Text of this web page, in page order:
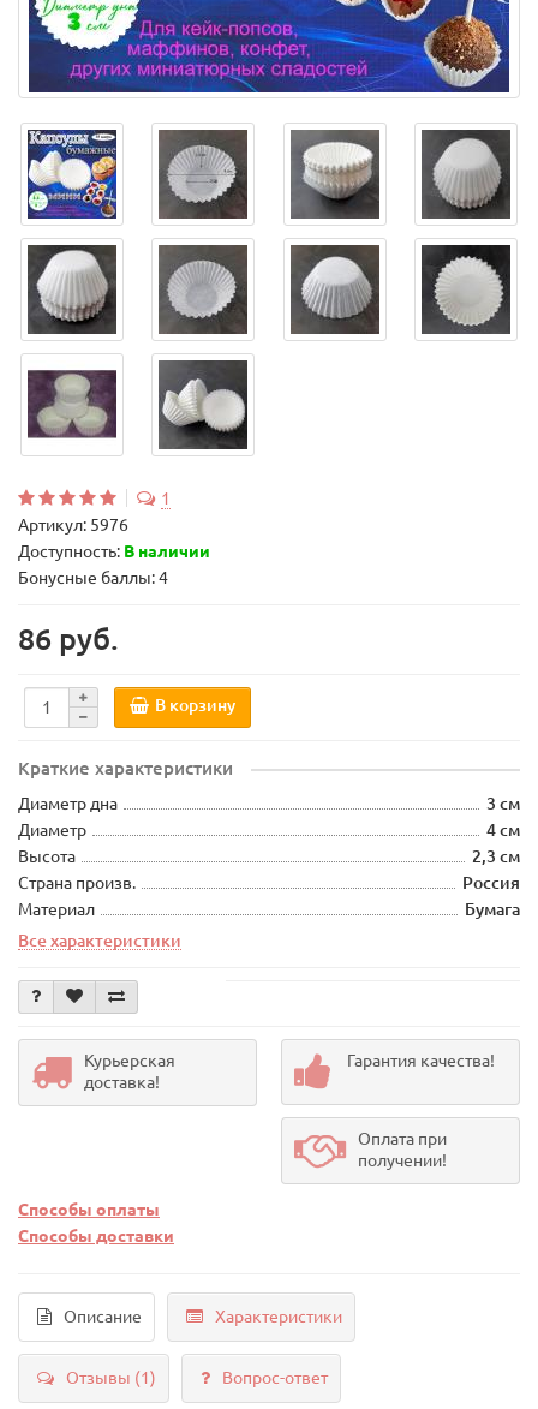
1
Артикул: 5976
Доступность: В наличии
Бонусные баллы: 4
86 руб.
В корзину
Краткие характеристики
Диаметр дна
3 см
Диаметр
4 см
Высота
2,3 см
Страна произв.
Россия
Материал
Бумага
Все характеристики
Курьерская
доставка!
Гарантия качества!
Оплата при
получении!
Способы оплаты
Способы доставки
Описание Характеристики
Отзывы (1) Вопрос-ответ